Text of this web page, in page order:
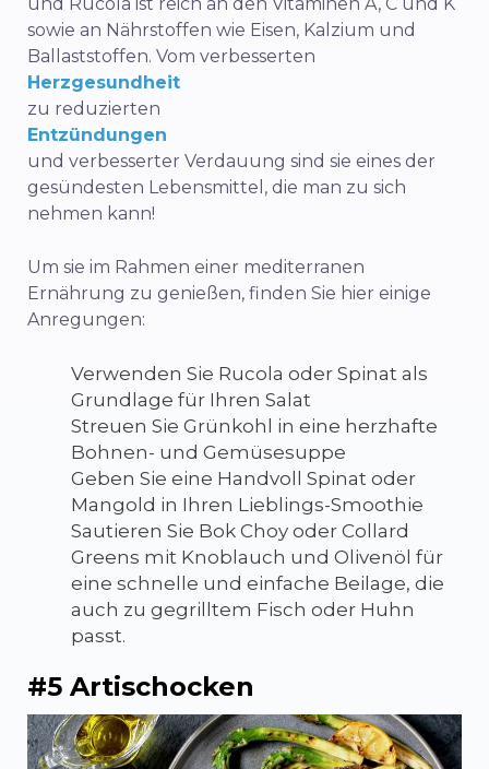
sowie an Nährstoffen wie Eisen, Kalzium und
Ballaststoffen. Vom verbesserten
Herzgesundheit
zu reduzierten
Entzündungen
und verbesserter Verdauung sind sie eines der
gesündesten Lebensmittel, die man zu sich
nehmen kann!
Um sie im Rahmen einer mediterranen
Ernährung zu genießen, finden Sie hier einige
Anregungen:
Verwenden Sie Rucola oder Spinat als
Grundlage für Ihren Salat
Streuen Sie Grünkohl in eine herzhafte
Bohnen- und Gemüsesuppe
Geben Sie eine Handvoll Spinat oder
Mangold in Ihren Lieblings-Smoothie
Sautieren Sie Bok Choy oder Collard
Greens mit Knoblauch und Olivenöl für
eine schnelle und einfache Beilage, die
auch zu gegrilltem Fisch oder Huhn
passt.
#5 Artischocken